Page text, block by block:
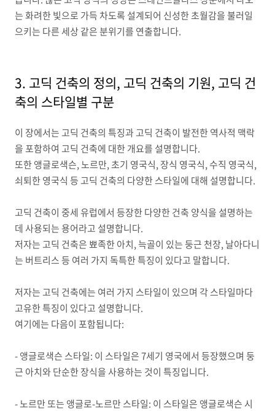
는 화려한 빛으로 가득 차도록 설계되어 신성한 초월감을 불러일
으키는 다른 세상 같은 분위기를 연출합니다.
3. 고딕 건축의 정의, 고딕 건축의 기원, 고딕 건
축의 스타일별 구분
이 장에서는 고딕 건축의 특징과 고딕 건축이 발전한 역사적 맥락
을 포함하여 고딕 건축에 대한 개요를 설명합니다.
또한 앵글로색슨,노르만,초기 영국식, 장식 영국식, 수직 영국식,
쇠퇴한 영국식 등 고딕 건축의 다양한 스타일에 대해 설명합니다.
고딕 건축이 중세 유럽에서 등장한 다양한 건축 양식을 설명하는
데 사용되는 용어라고 설명합니다.
저자는 고딕 건축은 뾰족한 아치,늑골이 있는 둥근 천장, 날아다니
는 버트리스 등 여러 가지 독특한 특징이 있다고 말합니다.
저자는 고딕 건축에는 여러 가지 스타일이 있으며 각 스타일마다
고유한 특징이 있다고 설명합니다.
여기에는 다음이 포함됩니다:
-앵글로색슨 스타일: 이 스타일은7세기 영국에서 등장했으며 둥
근 아치와 단순한 장식을 사용하는 것이 특징입니다.
-노르만 또는 앵글로-노르만 스타일: 이 스타일은 앵글로색슨 시